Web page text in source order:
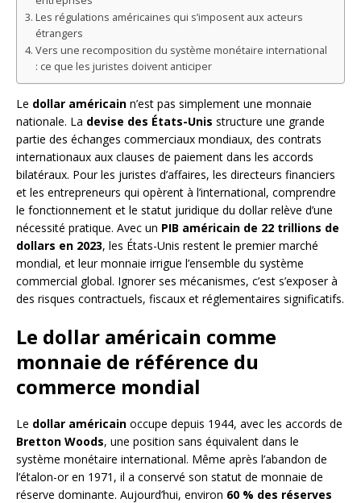
Les régulations américaines qui s’imposent aux acteurs
étrangers
Vers une recomposition du système monétaire international
: ce que les juristes doivent anticiper
Le dollar américain n’est pas simplement une monnaie
nationale. La devise des États-Unis structure une grande
partie des échanges commerciaux mondiaux, des contrats
internationaux aux clauses de paiement dans les accords
bilatéraux. Pour les juristes d’affaires, les directeurs financiers
et les entrepreneurs qui opèrent à l’international, comprendre
le fonctionnement et le statut juridique du dollar relève d’une
nécessité pratique. Avec un PIB américain de 22 trillions de
dollars en 2023, les États-Unis restent le premier marché
mondial, et leur monnaie irrigue l’ensemble du système
commercial global. Ignorer ses mécanismes, c’est s’exposer à
des risques contractuels, fiscaux et réglementaires significatifs.
Le dollar américain comme
monnaie de référence du
commerce mondial
Le dollar américain occupe depuis 1944, avec les accords de
Bretton Woods, une position sans équivalent dans le
système monétaire international. Même après l’abandon de
l’étalon-or en 1971, il a conservé son statut de monnaie de
réserve dominante. Aujourd’hui, environ 60 % des réserves